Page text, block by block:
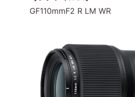
GF110mmF2 R LM WR